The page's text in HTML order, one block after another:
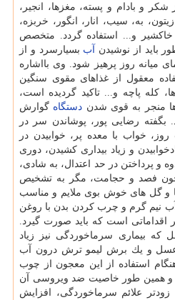
و بادام و پسته، مغزها، انجیر،
به، سیب، انار، انگور، خربزه،
و... استفاده گردد. متخصص
باید از نوشیدن آب بسیارسرد و از
میانه روز پرهیز شود. وی بااشاره
معقول از غذاهای مقوی سنگین
كله پاچه و... تاكید گردیده است،
منجر به قوی شدن دستگاه گوارش
رضایی پور، پوشاندن سر در
خواب با معده پر، خوابیدن در
و زیاد بیداری كشیدن، دوری
پرداختن در حد اعتدال، به شادی،
فصد و حجامت، مگر به تشخیص
و گل های خوش بوی ملایم و مناسب
نیم گرم و چرب كردن بدن با روغن
اقداماتی است كه باید صورت گیرد.
بیماری سرماخوردگی نیز زیاد
و یك برش لیمو ترش درون آب
استفاده از این معجون از چوب
و همین طور خاصیت ضد ویروسی آن
علائم سرماخوردگی، افزایش